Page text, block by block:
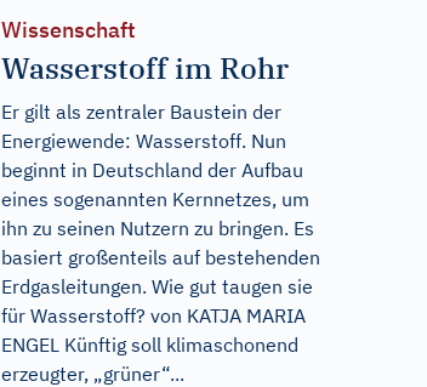
Wissenschaft
Wasserstoff im Rohr
Er gilt als zentraler Baustein der
Energiewende: Wasserstoff. Nun
beginnt in Deutschland der Aufbau
eines sogenannten Kernnetzes, um
ihn zu seinen Nutzern zu bringen. Es
basiert großenteils auf bestehenden
Erdgasleitungen. Wie gut taugen sie
für Wasserstoff? von KATJA MARIA
ENGEL Künftig soll klimaschonend
erzeugter, „grüner“...